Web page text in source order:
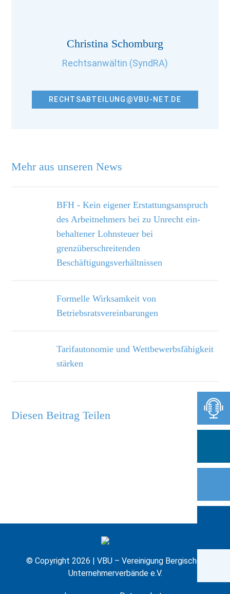
Mehr aus unseren News
BFH - Kein eigener Erstattungsanspruch
des Arbeitnehmers bei zu Unrecht ein­
behaltener Lohnsteuer bei
grenzüberschreitenden
Beschäftigungsverhältnissen
Formelle Wirksamkeit von
Betriebsratsvereinbarungen
Tarifautonomie und Wettbewerbsfähigkeit
stärken
Christina Schomburg
Rechtsanwältin (SyndRA)
RECHTSABTEILUNG@VBU-NET.DE
Diesen Beitrag Teilen
© Copyright 2026 | VBU – Vereinigung Bergischer
Unternehmerverbände e.V.